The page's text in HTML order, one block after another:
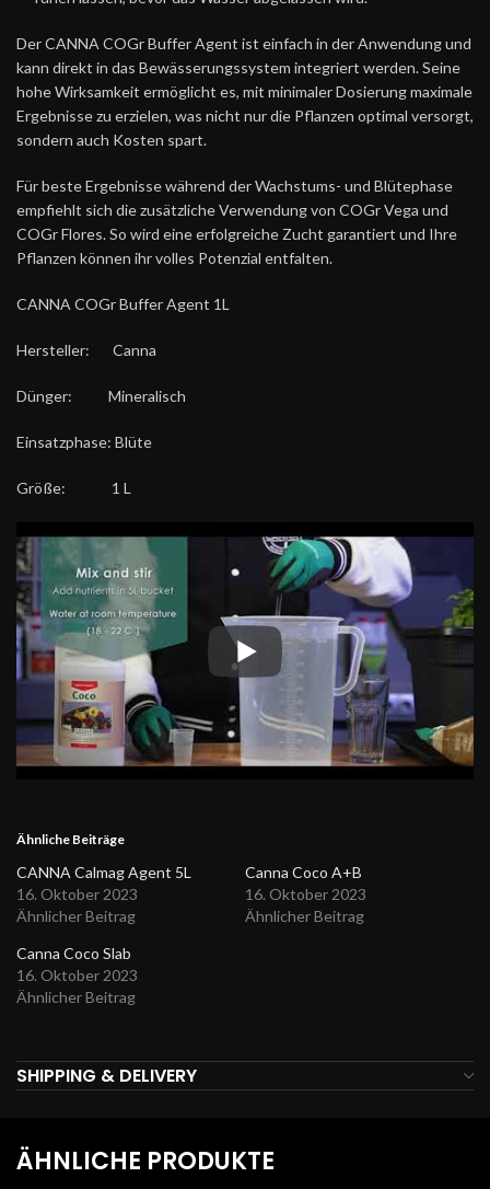
Der CANNA COGr Buffer Agent ist einfach in der Anwendung und
kann direkt in das Bewässerungssystem integriert werden. Seine
hohe Wirksamkeit ermöglicht es, mit minimaler Dosierung maximale
Ergebnisse zu erzielen, was nicht nur die Pflanzen optimal versorgt,
sondern auch Kosten spart.
Für beste Ergebnisse während der Wachstums- und Blütephase
empfiehlt sich die zusätzliche Verwendung von COGr Vega und
COGr Flores. So wird eine erfolgreiche Zucht garantiert und Ihre
Pflanzen können ihr volles Potenzial entfalten.
CANNA COGr Buffer Agent 1L
Hersteller: Canna
Dünger: Mineralisch
Einsatzphase: Blüte
Größe: 1 L
Ähnliche Beiträge
CANNA Calmag Agent 5L
16. Oktober 2023
Ähnlicher Beitrag
Canna Coco A+B
16. Oktober 2023
Ähnlicher Beitrag
Canna Coco Slab
16. Oktober 2023
Ähnlicher Beitrag
SHIPPING & DELIVERY
ÄHNLICHE PRODUKTE